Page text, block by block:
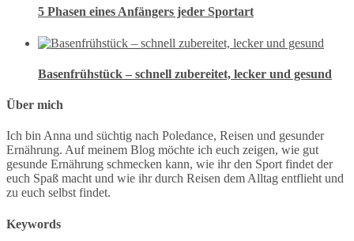
5 Phasen eines Anfängers jeder Sportart
Basenfrühstück – schnell zubereitet, lecker und gesund
Über mich
Ich bin Anna und süchtig nach Poledance, Reisen und gesunder
Ernährung. Auf meinem Blog möchte ich euch zeigen, wie gut
gesunde Ernährung schmecken kann, wie ihr den Sport findet der
euch Spaß macht und wie ihr durch Reisen dem Alltag entflieht und
zu euch selbst findet.
Keywords